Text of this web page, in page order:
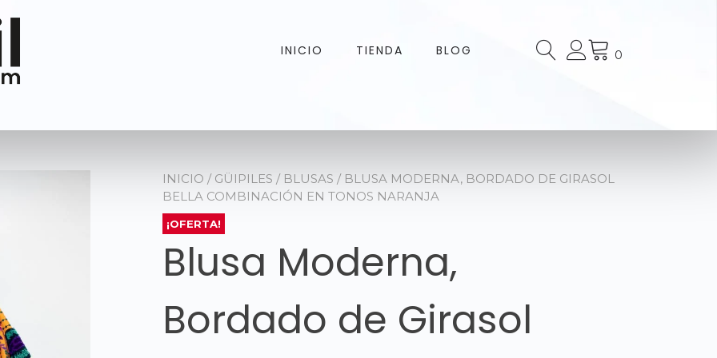
INICIO TIENDA BLOG 0
INICIO / GÜIPILES / BLUSAS / BLUSA MODERNA, BORDADO DE GIRASOL
BELLA COMBINACIÓN EN TONOS NARANJA
¡OFERTA!
Blusa Moderna,
Bordado de Girasol